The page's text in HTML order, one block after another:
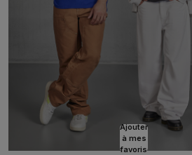
Ajouter
à mes
favoris